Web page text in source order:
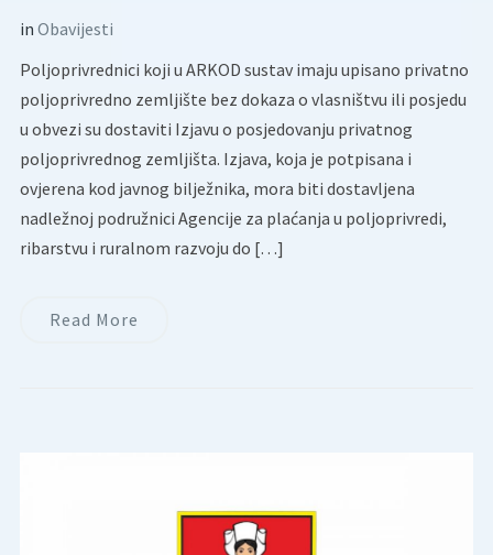
in Obavijesti
Poljoprivrednici koji u ARKOD sustav imaju upisano privatno
poljoprivredno zemljište bez dokaza o vlasništvu ili posjedu
u obvezi su dostaviti Izjavu o posjedovanju privatnog
poljoprivrednog zemljišta. Izjava, koja je potpisana i
ovjerena kod javnog bilježnika, mora biti dostavljena
nadležnoj podružnici Agencije za plaćanja u poljoprivredi,
ribarstvu i ruralnom razvoju do […]
Read More